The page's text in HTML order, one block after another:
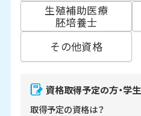
生殖補助医療
胚培養士
その他資格
資格取得予定の方・学
取得予定の資格は？